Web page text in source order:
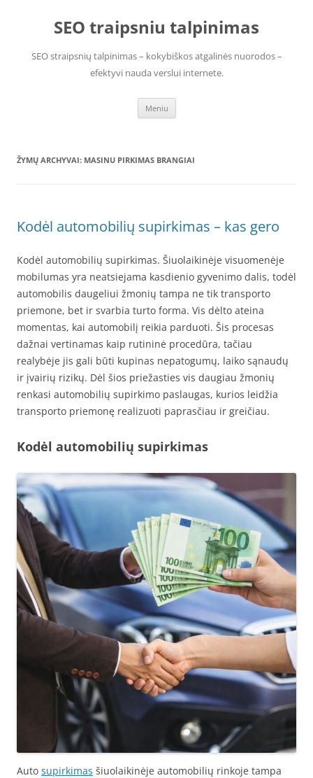
SEO traipsniu talpinimas
SEO straipsnių talpinimas – kokybiškos atgalinės nuorodos –
efektyvi nauda verslui internete.
Meniu
ŽYMŲ ARCHYVAI: MASINU PIRKIMAS BRANGIAI
Kodėl automobilių supirkimas – kas gero
Kodėl automobilių supirkimas. Šiuolaikinėje visuomenėje
mobilumas yra neatsiejama kasdienio gyvenimo dalis, todėl
automobilis daugeliui žmonių tampa ne tik transporto
priemone, bet ir svarbia turto forma. Vis dėlto ateina
momentas, kai automobilį reikia parduoti. Šis procesas
dažnai vertinamas kaip rutininė procedūra, tačiau
realybėje jis gali būti kupinas nepatogumų, laiko sąnaudų
ir įvairių rizikų. Dėl šios priežasties vis daugiau žmonių
renkasi automobilių supirkimo paslaugas, kurios leidžia
transporto priemonę realizuoti paprasčiau ir greičiau.
Kodėl automobilių supirkimas
Auto supirkimas šiuolaikinėje automobilių rinkoje tampa